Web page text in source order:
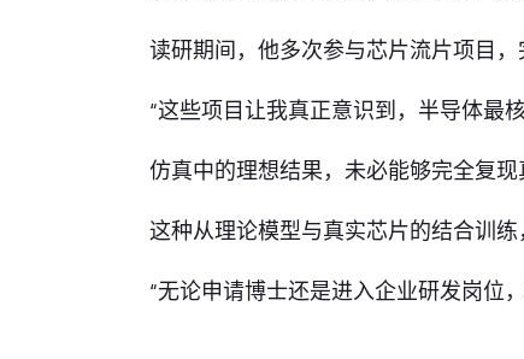
读研期间，他多次参与芯片流片项目
“这些项目让我真正意识到，半导体最
仿真中的理想结果，未必能够完全复
这种从理论模型与真实芯片的结合训
“无论申请博士还是进入企业研发岗位